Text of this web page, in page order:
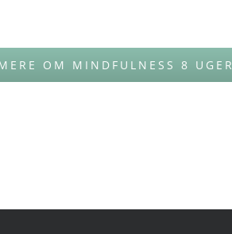
OM MINDFULNESS 8 UGER